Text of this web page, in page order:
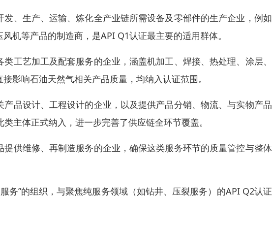
、生产、运输、炼化全产业链所需设备及零部件的生产企业，例
机等产品的制造商，是API Q1认证最主要的适用群体。
工艺加工及配套服务的企业，涵盖机加工、焊接、热处理、涂层
影响石油天然气相关产品质量，均纳入认证范围。
品设计、工程设计的企业，以及提供产品分销、物流、与实物产
主体正式纳入，进一步完善了供应链全环节覆盖。
供维修、再制造服务的企业，确保这类服务环节的质量管控与整
务”的组织，与聚焦纯服务领域（如钻井、压裂服务）的API Q2认